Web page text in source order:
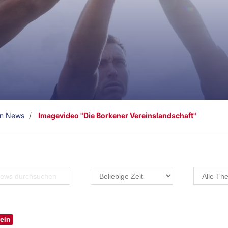
News Imagevideo "Die Borkener Vereinslandschaft"